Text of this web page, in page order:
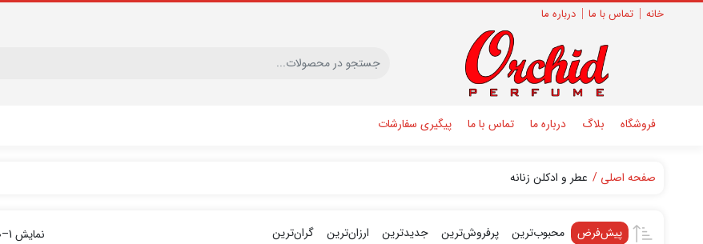
خانه تماس با ما درباره ما
فروشگاه بلاگ درباره ما تماس با ما پیگیری سفارشات
صفحه اصلی عطر و ادکلن زنانه
پیش‌فرض محبوب‌ترین پرفروش‌ترین جدیدترین ارزان‌ترین گران‌ترین نمایش 1–20 از 1178 نتیجه